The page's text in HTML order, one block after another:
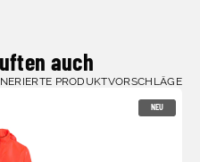
auch
PRODUKTVORSCHLÄGE
NEU